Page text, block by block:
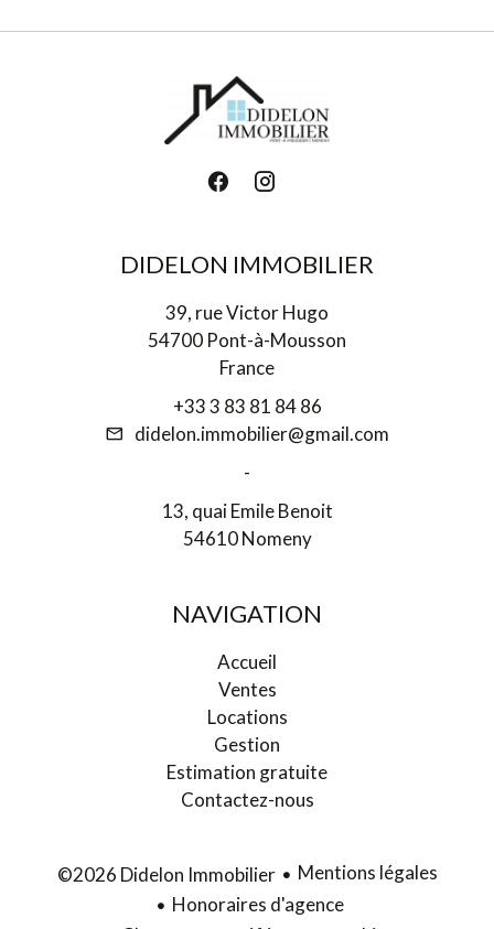
DIDELON IMMOBILIER
39, rue Victor Hugo
54700 Pont-à-Mousson
France
+33 3 83 81 84 86
didelon.immobilier@gmail.com
-
13, quai Emile Benoit
54610 Nomeny
NAVIGATION
Accueil
Ventes
Locations
Gestion
Estimation gratuite
Contactez-nous
©2026 Didelon Immobilier
Mentions légales
Honoraires d'agence